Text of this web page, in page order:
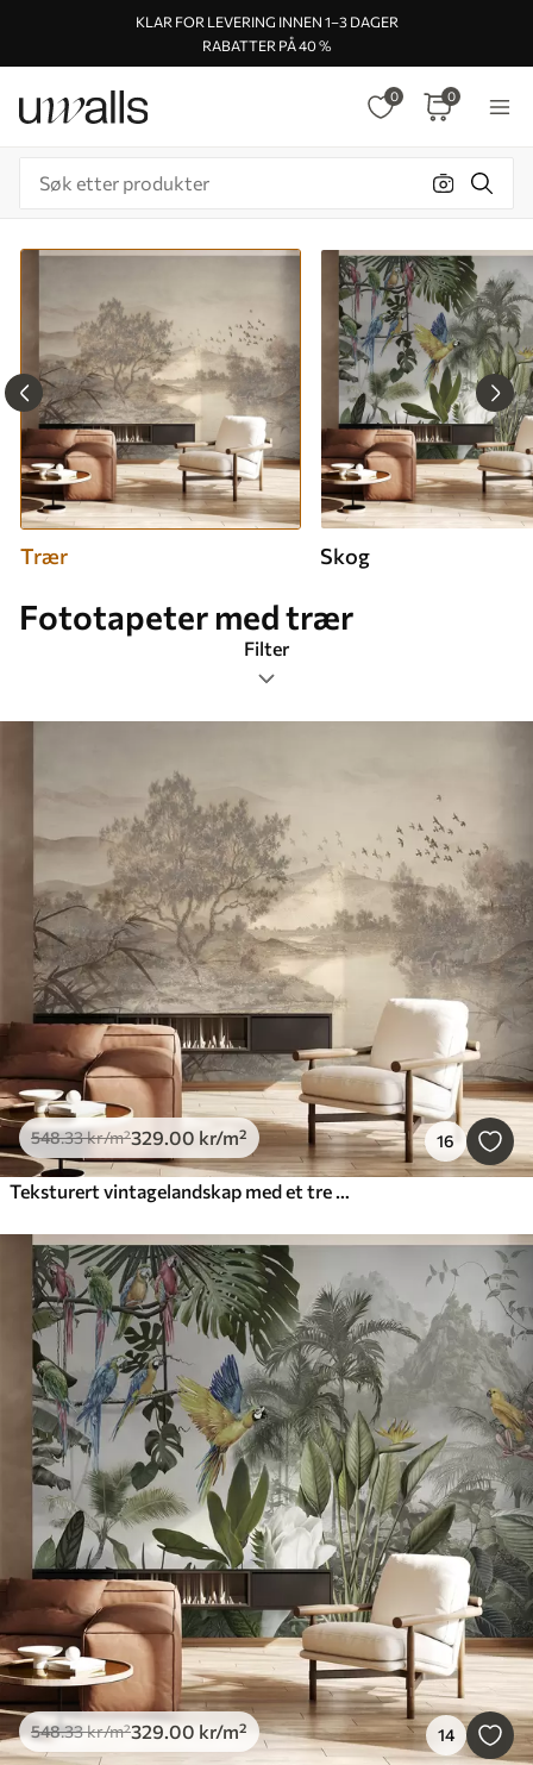
KLAR FOR LEVERING INNEN 1–3 DAGER
RABATTER PÅ 40 %
0 0
Trær Skog
Fototapeter med trær
Filter
Tagger
Farge
Smart
Tilbakestill alt
548.33kr/m²329.00 kr/m² 16
Teksturert vintagelandskap med et tre nær en elv og en overskyet himmel, naturkunst i sepiatoner
548.33kr/m²329.00 kr/m² 14